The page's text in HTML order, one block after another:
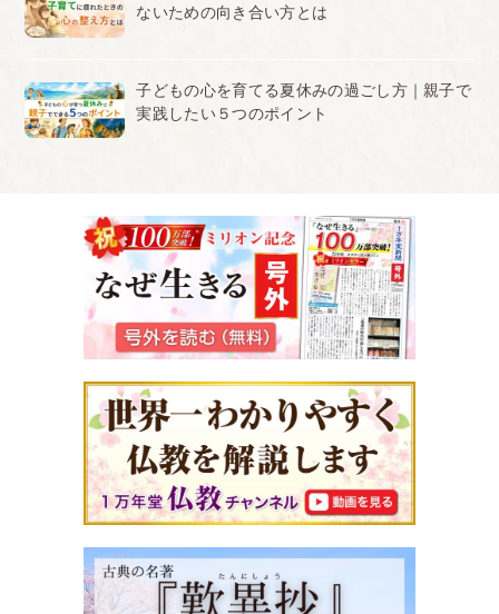
ないための向き合い方とは
子どもの心を育てる夏休みの過ごし方｜親子で
実践したい５つのポイント